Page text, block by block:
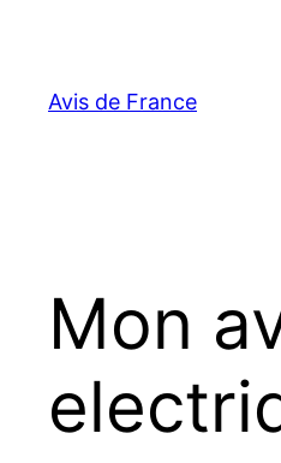
contenu
Avis de France
Mon